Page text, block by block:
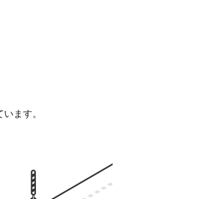
ます。